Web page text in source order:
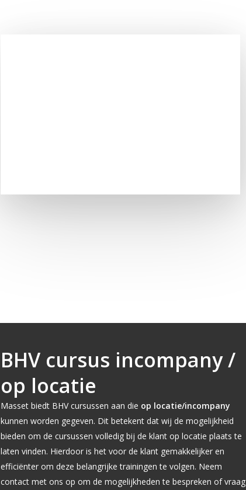
BHV cursus incompany /
op locatie
Masset biedt BHV cursussen aan die op locatie/incompany
kunnen worden gegeven. Dit betekent dat wij de mogelijkheid
bieden om de cursussen volledig bij de klant op locatie plaats te
laten vinden. Hierdoor is het voor de klant gemakkelijker en
efficiënter om deze belangrijke trainingen te volgen. Neem
contact met ons op om de mogelijkheden te bespreken of vraag